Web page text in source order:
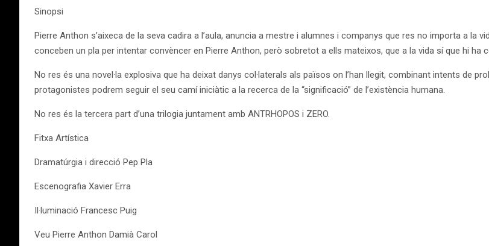
Sinopsi
Pierre Anthon s’aixeca de la seva cadira a l’aula, anuncia a mestre i alumnes i companys que res no importa a la
conceben un pla per intentar convèncer en Pierre Anthon, però sobretot a ells mateixos, que a la vida sí que hi ha
No res és una novel·la explosiva que ha deixat danys col·laterals als països on l’han llegit, combinant intents de
protagonistes podrem seguir el seu camí iniciàtic a la recerca de la “significació” de l’existència humana.
No res és la tercera part d’una trilogia juntament amb ANTRHOPOS i ZERO.
Fitxa Artística
Dramatúrgia i direcció Pep Pla
Escenografia Xavier Erra
Il·luminació Francesc Puig
Veu Pierre Anthon Damià Carol